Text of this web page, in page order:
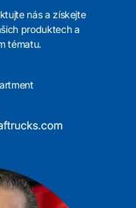
nás a získejte
produktech a
tématu.